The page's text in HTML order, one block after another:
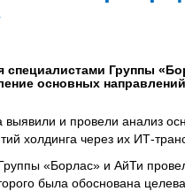
Группы
основных
выявили и провели анализ
холдинга через их ИТ-
«Борлас» и АйТи
была обоснована